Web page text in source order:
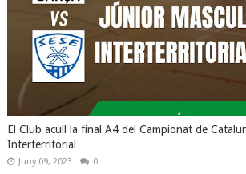
El Club acull la final A4 del Campionat de
Interterritorial
Juny 09, 2023 0